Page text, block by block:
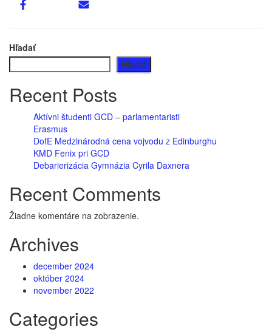
Hľadať
Hľadať
Recent Posts
Aktívni študenti GCD – parlamentaristi
Erasmus
DofE Medzinárodná cena vojvodu z Edinburghu
KMD Fenix pri GCD
Debarierizácia Gymnázia Cyrila Daxnera
Recent Comments
Žiadne komentáre na zobrazenie.
Archives
december 2024
október 2024
november 2022
Categories